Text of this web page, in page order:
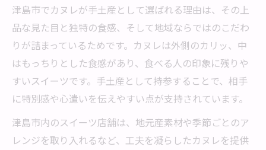
津島市でカヌレが手土産として選ばれる理由は、その上
品な見た目と独特の食感、そして地域ならではのこだわ
りが詰まっているためです。カヌレは外側のカリッ、中
はもっちりとした食感があり、食べる人の印象に残りや
すいスイーツです。手土産として持参することで、相手
に特別感や心遣いを伝えやすい点が支持されています。
津島市内のスイーツ店舗は、地元産素材や季節ごとのア
レンジを取り入れるなど、工夫を凝らしたカヌレを提供